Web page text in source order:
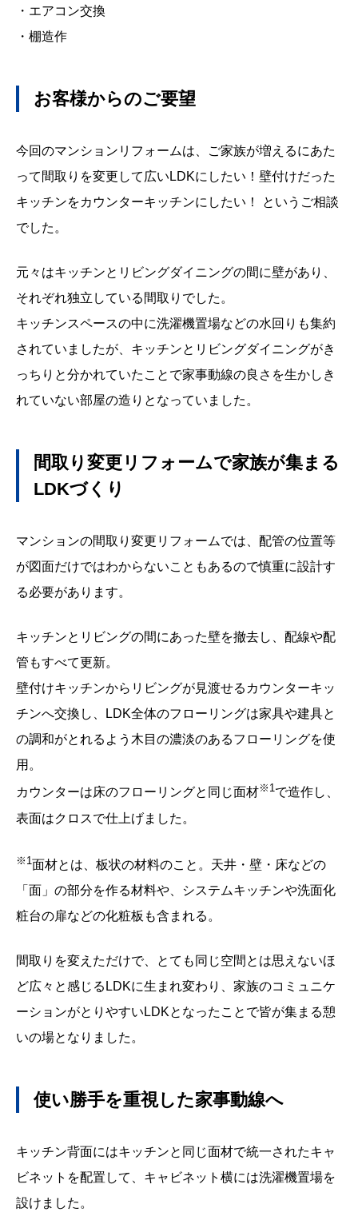
・エアコン交換
・棚造作
お客様からのご要望
今回のマンションリフォームは、ご家族が増えるにあた
って間取りを変更して広い LDKにしたい！壁付けだった
キッチンをカウンターキッチンにしたい！ というご相談
でした。
元々はキッチンとリビングダイニングの間に壁があり、
それぞれ独立している間取りでした。
キッチンスペースの中に洗濯機置場などの水回りも集約
されていましたが、キッチンとリビングダイニングがき
っちりと分かれていたことで家事動線の良さを生かしき
れていない部屋の造りとなっていました。
間取り変更リフォームで家族が集まる
LDKづくり
マンションの間取り変更リフォームでは、配管の位置等
が図面だけではわからないこともあるので慎重に設計す
る必要があります。
キッチンとリビングの間にあった壁を撤去し、配線や配
管もすべて更新。
壁付けキッチンからリビングが見渡せるカウンターキッ
チンへ交換し、
LDK全体のフローリングは家具や建具と
の調和がとれるよう木目の濃淡のあるフローリングを使
用。
カウンターは床のフローリングと同じ面材※ 1で造作し、
表面はクロスで仕上げました。
※ 1面材とは、板状の材料のこと。天井・壁・床などの
「面」の部分を作る材料や、システムキッチンや洗面化
粧台の扉などの化粧板も含まれる。
間取りを変えただけで、とても同じ空間とは思えないほ
ど広々と感じる LDKに生まれ変わり、家族のコミュニケ
ーションがとりやすい LDKとなったことで皆が集まる憩
いの場となりました。
使い勝手を重視した家事動線へ
キッチン背面にはキッチンと同じ面材で統一されたキャ
ビネットを配置して、キャビネット横には洗濯機置場を
設けました。